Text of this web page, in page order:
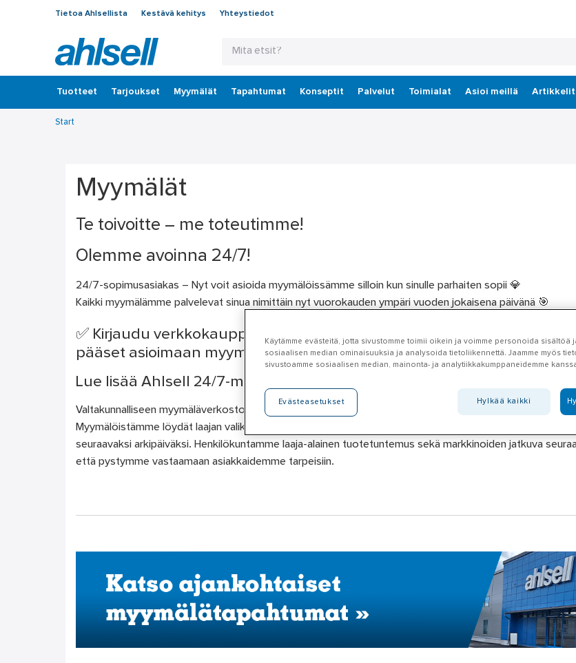
Tietoa Ahlsellista Kestävä kehitys Yhteystiedot
Tuotteet ‎Tarjoukset Myymälät Tapahtumat Konseptit Palvelut Toimialat Asioi meillä Artikkelit
Start
Myymälät
Te toivoitte – me toteutimme!
Olemme avoinna 24/7!
24/7-sopimusasiakas – Nyt voit asioida myymälöissämme silloin kun sinulle parhaiten sopii 💎
Kaikki myymälämme palvelevat sinua nimittäin nyt vuorokauden ympäri vuoden jokaisena päivänä 🎯
✅ Kirjaudu verkkokauppaan, mene Omat sivut -osioon ja tee 24/7-
pääset asioimaan myymälässä silloin kuin sinulle parhaiten sopii!
Lue lisää Ahlsell 24/7-myymälöistä
Valtakunnalliseen myymäläverkostoomme kuuluu yli 30 myymälää eri puolilla Suomea.
Myymälöistämme löydät laajan valikoiman tuotteita suoraan hyllystä. Voit myös tilata tarvitsemasi
seuraavaksi arkipäiväksi. Henkilökuntamme laaja-alainen tuotetuntemus sekä markkinoiden jatkuva
että pystymme vastaamaan asiakkaidemme tarpeisiin.
Käytämme evästeitä, jotta sivustomme toimii oikein ja voimme personoida sisältöä
sosiaalisen median ominaisuuksia ja analysoida tietoliikennettä. Jaamme myös
sivustoamme sosiaalisen median, mainonta- ja analytiikkakumppaneidemme
Evästeasetukset Hylkää kaikki